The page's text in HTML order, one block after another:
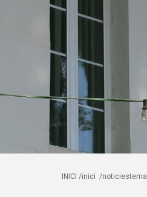
INICI /inici /noticiestema